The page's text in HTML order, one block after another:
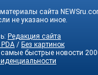
сайта
не указано иное.
Редакция сайта
/ Без картинок
самые быстрые новости